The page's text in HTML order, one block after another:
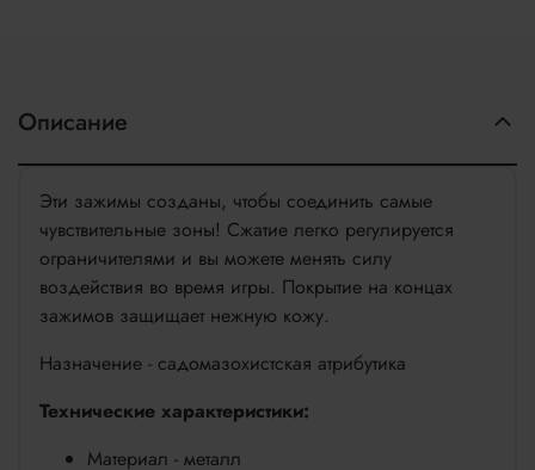
Описание
Эти зажимы созданы, чтобы соединить самые
чувствительные зоны! Сжатие легко регулируется
ограничителями и вы можете менять силу
воздействия во время игры. Покрытие на концах
зажимов защищает нежную кожу.
Назначение - садомазохистская атрибутика
Технические характеристики:
Материал - металл